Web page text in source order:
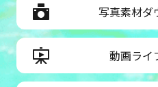
写真素材ダ
動画ライ